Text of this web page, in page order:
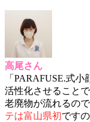
高尾さん
「PARAFUSE.式
活性化させること
老廃物が流れるの
テは富山県初です